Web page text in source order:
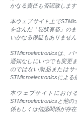
かなる責任も否認致します
本ウェブサイト上で
を含んだ「現状有姿」の
いかなる保証もありません
STMicroelectronicsは、
通知なしにいつでも変更
のではない製品またはサ
STMicroelectronicsによる
本ウェブサイトにおけ
STMicroelectronicsと他
係もしくは信認関係が存